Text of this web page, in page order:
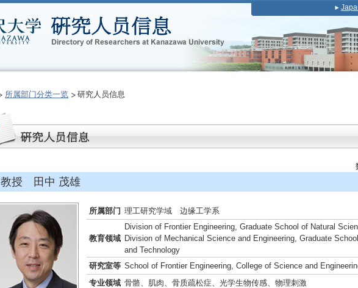
所属部门分类一览 研究人员信息
教授 田中 茂雄
所属部门 理工研究学域 边缘工学系
教育领域
Division of Frontier Engineering, Graduate School of Natural
Division of Mechanical Science and Engineering, Graduate
and Technology
研究室等 School of Frontier Engineering, College of Science and
专业领域 骨骼、肌肉、骨质疏松症、光学生物传感、物理刺激